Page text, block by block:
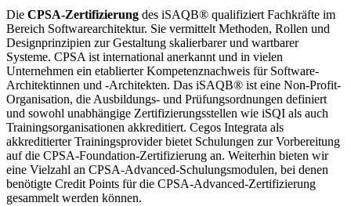
Die CPSA-Zertifizierung des iSAQB® qualifiziert Fachkräfte im
Bereich Softwarearchitektur. Sie vermittelt Methoden, Rollen und
Designprinzipien zur Gestaltung skalierbarer und wartbarer
Systeme. CPSA ist international anerkannt und in vielen
Unternehmen ein etablierter Kompetenznachweis für Software-
Architektinnen und -Architekten. Das iSAQB® ist eine Non-Profit-
Organisation, die Ausbildungs- und Prüfungsordnungen definiert
und sowohl unabhängige Zertifizierungsstellen wie iSQI als auch
Trainingsorganisationen akkreditiert. Cegos Integrata als
akkreditierter Trainingsprovider bietet Schulungen zur Vorbereitung
auf die CPSA-Foundation-Zertifizierung an. Weiterhin bieten wir
eine Vielzahl an CPSA-Advanced-Schulungsmodulen, bei denen
benötigte Credit Points für die CPSA-Advanced-Zertifizierung
gesammelt werden können.